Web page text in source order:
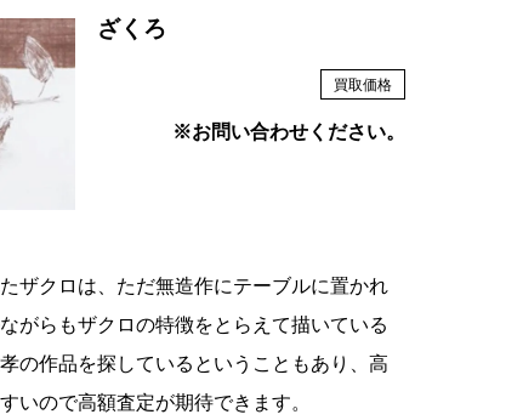
ざくろ
買取価格
※お問い合わせください。
ザクロは、ただ無造作にテーブルに置かれ
がらもザクロの特徴をとらえて描いている
の作品を探しているということもあり、高
いので高額査定が期待できます。